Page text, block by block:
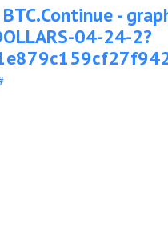
-
04-24-2?